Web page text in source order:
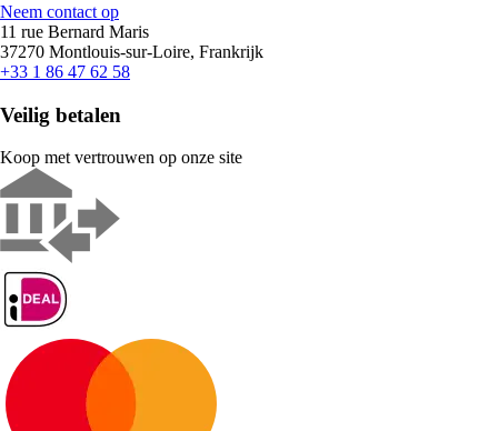
Neem contact op
11 rue Bernard Maris
37270 Montlouis-sur-Loire, Frankrijk
+33 1 86 47 62 58
Veilig betalen
Koop met vertrouwen op onze site